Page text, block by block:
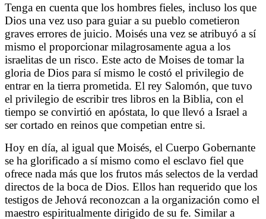
Tenga en cuenta que los hombres fieles, incluso los que
Dios una vez uso para guiar a su pueblo cometieron
graves errores de juicio. Moisés una vez se atribuyó a sí
mismo el proporcionar milagrosamente agua a los
israelitas de un risco. Este acto de Moises de tomar la
gloria de Dios para sí mismo le costó el privilegio de
entrar en la tierra prometida. El rey Salomón, que tuvo
el privilegio de escribir tres libros en la Biblia, con el
tiempo se convirtió en apóstata, lo que llevó a Israel a
ser cortado en reinos que competian entre si.
Hoy en día, al igual que Moisés, el Cuerpo Gobernante
se ha glorificado a sí mismo como el esclavo fiel que
ofrece nada más que los frutos más selectos de la verdad
directos de la boca de Dios. Ellos han requerido que los
testigos de Jehová reconozcan a la organización como el
maestro espiritualmente dirigido de su fe. Similar a